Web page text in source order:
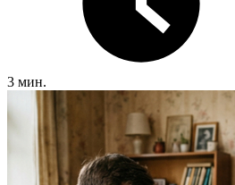
3 мин.